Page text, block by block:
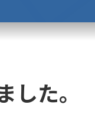
た。